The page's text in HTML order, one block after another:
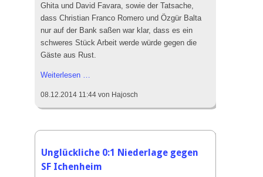
Satzung
SVH Jugendkonzept
Jugend
Badminton
Ghita und David Favara, sowie der Tatsache,
dass Christian Franco Romero und Özgür Balta
nur auf der Bank saßen war klar, dass es ein
schweres Stück Arbeit werde würde gegen die
Gäste aus Rust.
Weiterlesen …
Schlappe
für
Haslach
08.12.2014 11:44 von Hajosch
Unglückliche 0:1 Niederlage gegen
SF Ichenheim